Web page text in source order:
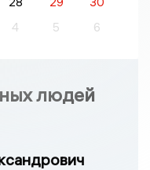
4 5 6
людей